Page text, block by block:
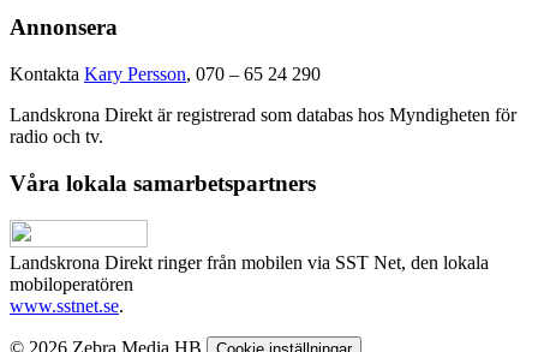
Annonsera
Kontakta Kary Persson, 070 – 65 24 290
Landskrona Direkt är registrerad som databas hos Myndigheten för
radio och tv.
Våra lokala samarbetspartners
Landskrona Direkt ringer från mobilen via SST Net, den lokala
mobiloperatören
www.sstnet.se.
© 2026 Zebra Media HB